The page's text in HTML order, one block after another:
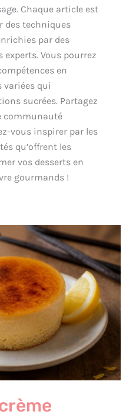
Chaque article est
des techniques
par des
experts. Vous pourrez
en
variées qui
sucrées. Partagez
communauté
vous inspirer par les
qu’offrent les
vos desserts en
gourmands !